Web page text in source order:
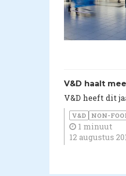
​V&D haalt
V&D heeft dit
V&D NON-
1 minuut
12 augustus